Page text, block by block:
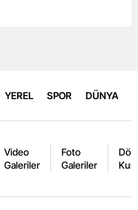
YEREL SPOR DÜNYA
Video
Galeriler
Foto
Galeriler